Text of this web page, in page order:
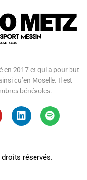
en 2017 et qui a pour but
qu’en Moselle. Il est
bénévoles.
droits réservés.